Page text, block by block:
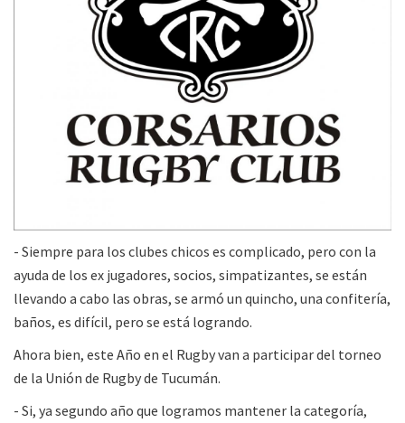
- Siempre para los clubes chicos es complicado, pero con la
ayuda de los ex jugadores, socios, simpatizantes, se están
llevando a cabo las obras, se armó un quincho, una confitería,
baños, es difícil, pero se está logrando.
Ahora bien, este Año en el Rugby van a participar del torneo
de la Unión de Rugby de Tucumán.
- Si, ya segundo año que logramos mantener la categoría,